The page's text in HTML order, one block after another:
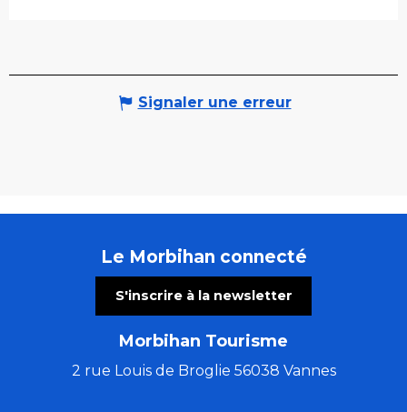
Signaler une erreur
Le Morbihan connecté
S'inscrire à la newsletter
Morbihan Tourisme
2 rue Louis de Broglie 56038 Vannes